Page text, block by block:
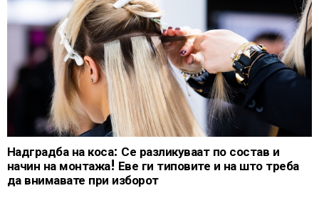
Надградба на коса: Се разликуваат по состав и
начин на монтажа! Еве ги типовите и на што треба
да внимавате при изборот